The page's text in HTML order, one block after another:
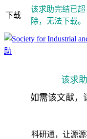
下载
该求助完结已
除，无法下载。
助
该求
如需该文献，
科研通，让源